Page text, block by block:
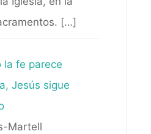
[…]
la fe parece
Jesús sigue
Martell